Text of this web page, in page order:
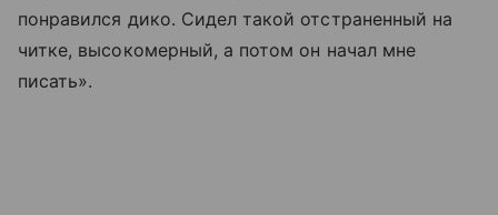
понравился дико. Сидел такой отстраненный на
читке, высокомерный, а потом он начал мне
писать».